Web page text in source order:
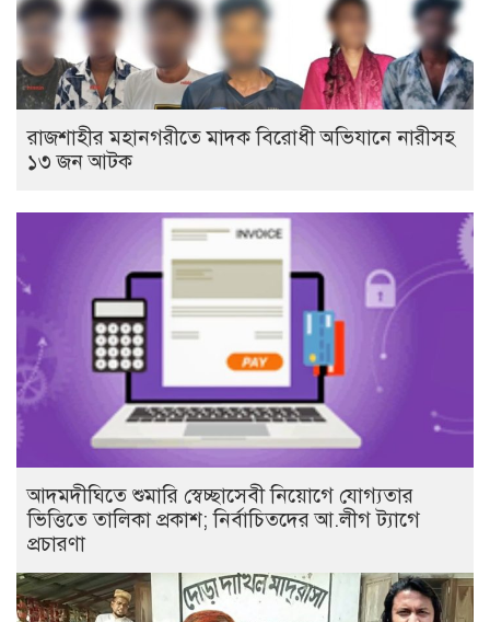
রাজশাহীর মহানগরীতে মাদক বিরোধী অভিযানে নারীসহ
১৩ জন আটক
আদমদীঘিতে শুমারি স্বেচ্ছাসেবী নিয়োগে যোগ্যতার
ভিত্তিতে তালিকা প্রকাশ; নির্বাচিতদের আ.লীগ ট্যাগে
প্রচারণা